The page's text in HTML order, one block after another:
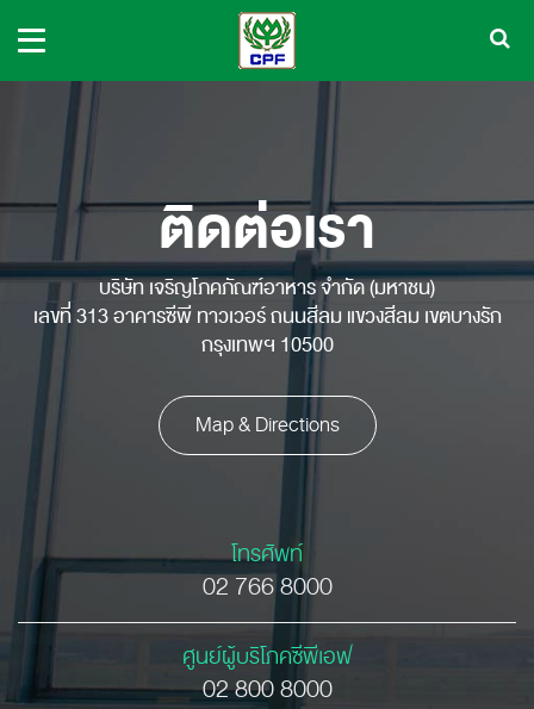
ติดต่อเรา
บริษัท เจริญโภคภัณฑ์อาหาร จำกัด (มหาชน)
เลขที่ 313 อาคารซีพี ทาวเวอร์ ถนนสีลม แขวงสีลม เขตบางรัก
กรุงเทพฯ 10500
Map & Directions
โทรศัพท์
02 766 8000
ศูนย์ผู้บริโภคซีพีเอฟ
02 800 8000